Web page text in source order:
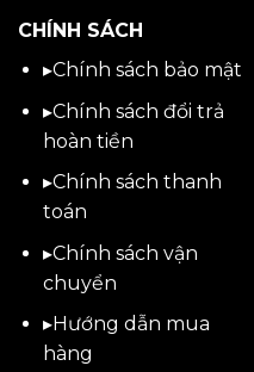
CHÍNH SÁCH
▸Chính sách bảo mật
▸Chính sách đổi trả
hoàn tiền
▸Chính sách thanh
toán
▸Chính sách vận
chuyển
▸Hướng dẫn mua
hàng